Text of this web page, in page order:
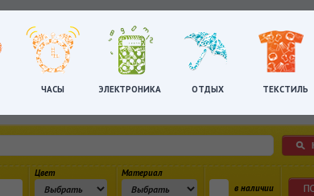
ЧАСЫ ЭЛЕКТРОНИКА ОТДЫХ ТЕКСТИЛЬ
Цвет
Материал
в наличии